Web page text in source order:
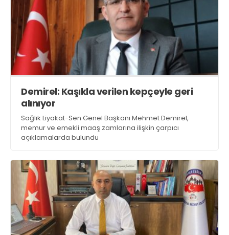
Demirel: Kaşıkla verilen kepçeyle geri
alınıyor
Sağlık Liyakat-Sen Genel Başkanı Mehmet Demirel,
memur ve emekli maaş zamlarına ilişkin çarpıcı
açıklamalarda bulundu